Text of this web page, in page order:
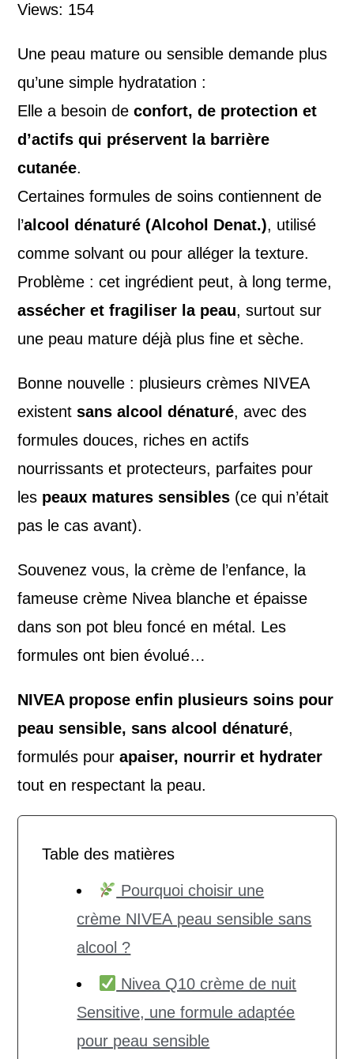
Views: 154
Une peau mature ou sensible demande plus
qu’une simple hydratation :
Elle a besoin deconfort, de protection et
d’actifs qui préservent la barrière
cutanée.
Certaines formules de soins contiennent de
l’alcool dénaturé (Alcohol Denat.), utilisé
comme solvant ou pour alléger la texture.
Problème : cet ingrédient peut, à long terme,
assécher et fragiliser la peau, surtout sur
une peau mature déjà plus fine et sèche.
Bonne nouvelle : plusieurs crèmes NIVEA
existentsans alcool dénaturé, avec des
formules douces, riches en actifs
nourrissants et protecteurs, parfaites pour
les peaux matures sensibles (ce qui n’était
pas le cas avant).
Souvenez vous, la crème de l’enfance, la
fameuse crème Nivea blanche et épaisse
dans son pot bleu foncé en métal. Les
formules ont bien évolué…
NIVEA propose enfin plusieurs soins pour
peau sensible, sans alcool dénaturé,
formulés pourapaiser, nourrir et hydrater
tout en respectant la peau.
Table des matières
Pourquoi choisir une
crème NIVEA peau sensible sans
alcool ?
Nivea Q10 crème de nuit
Sensitive, une formule adaptée
pour peau sensible